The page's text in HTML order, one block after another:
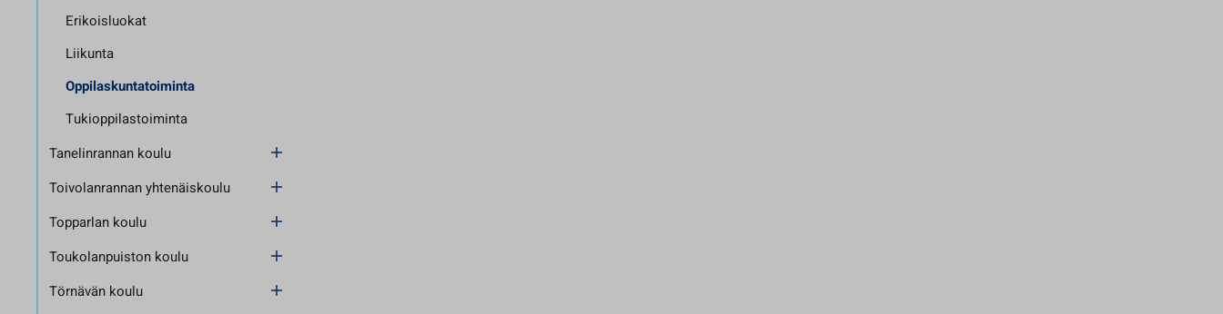
Erikoisluokat
Liikunta
Oppilaskuntatoiminta
Tukioppilastoiminta
Tanelinrannan koulu
Toivolanrannan yhtenäiskoulu
Topparlan koulu
Toukolanpuiston koulu
Törnävän koulu